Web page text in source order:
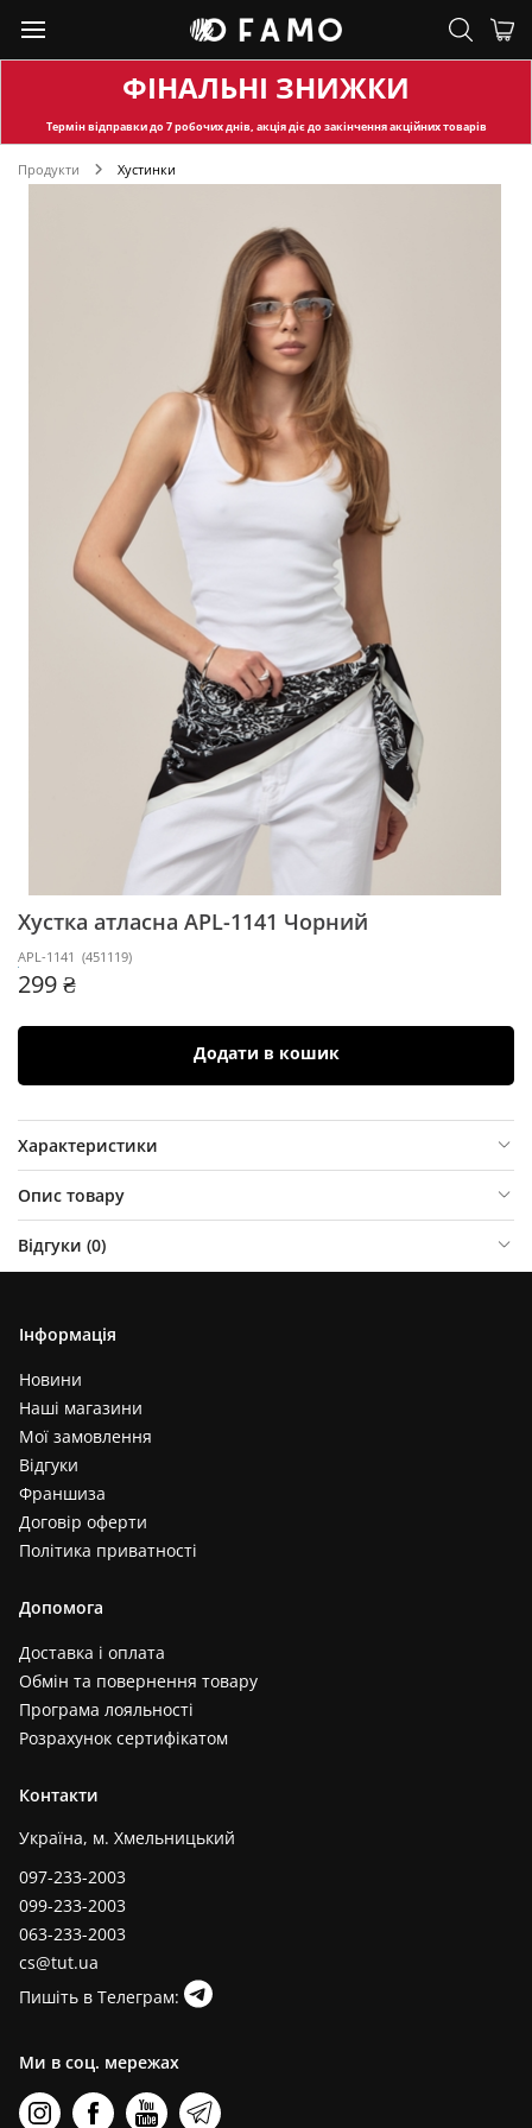
ФІНАЛЬНІ ЗНИЖКИ
Термін відправкидо 7 робочих днів, акція діє до закінчення акційних товарів
Продукти Хустинки
Хустка атласна APL-1141 Чорний
APL-1141 (451119)
299 ₴
Додати в кошик
Характеристики
Опис товару
Відгуки (0)
Інформація
Новини
Наші магазини
Мої замовлення
Відгуки
Франшиза
Договір оферти
Політика приватності
Допомога
Доставка і оплата
Обмін та повернення товару
Програма лояльності
Розрахунок сертифікатом
Контакти
Україна, м. Хмельницький
097-233-2003
099-233-2003
063-233-2003
cs@tut.ua
Пишіть в Телеграм:
Ми в соц. мережах